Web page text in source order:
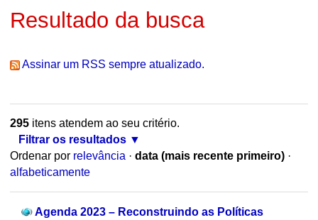
Resultado da busca
Assinar um RSS sempre atualizado.
295itens atendem ao seu critério.
Filtrar os resultados
Ordenar por relevância · data (mais recente primeiro) ·
alfabeticamente
Agenda 2023 – Reconstruindo as Políticas